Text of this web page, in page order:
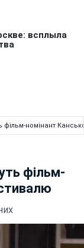
фільм-номінант
фільм-